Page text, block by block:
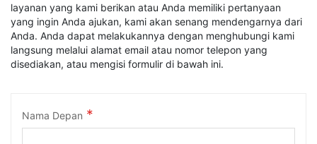
layanan yang kami berikan atau Anda memiliki pertanyaan
yang ingin Anda ajukan, kami akan senang mendengarnya dari
Anda. Anda dapat melakukannya dengan menghubungi kami
langsung melalui alamat email atau nomor telepon yang
disediakan, atau mengisi formulir di bawah ini.
Nama Depan